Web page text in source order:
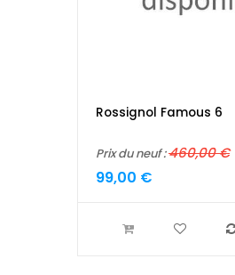
Rossignol Famous 6
Prix du neuf :460,00 €
99,00 €